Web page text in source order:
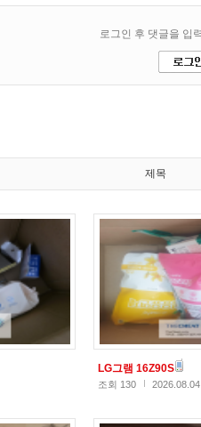
제목
LG그램 16Z90S
조회 130 2026.08.04